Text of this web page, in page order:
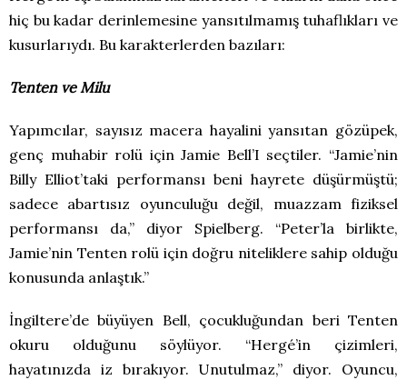
hiç bu kadar derinlemesine yansıtılmamış tuhaflıkları ve
kusurlarıydı. Bu karakterlerden bazıları:
Tenten ve Milu
Yapımcılar, sayısız macera hayalini yansıtan gözüpek,
genç muhabir rolü için Jamie Bell’I seçtiler. “Jamie’nin
Billy Elliot’taki performansı beni hayrete düşürmüştü;
sadece abartısız oyunculuğu değil, muazzam fiziksel
performansı da,” diyor Spielberg. “Peter’la birlikte,
Jamie’nin Tenten rolü için doğru niteliklere sahip olduğu
konusunda anlaştık.”
İngiltere’de büyüyen Bell, çocukluğundan beri Tenten
okuru olduğunu söylüyor. “Hergé’in çizimleri,
hayatınızda iz bırakıyor. Unutulmaz,” diyor. Oyuncu,